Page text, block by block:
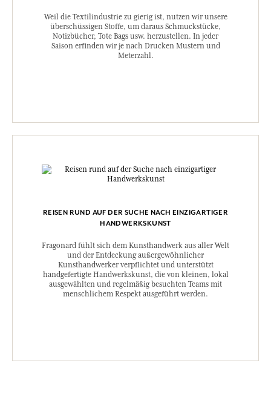
Weil die Textilindustrie zu gierig ist, nutzen wir unsere
überschüssigen Stoffe, um daraus Schmuckstücke,
Notizbücher, Tote Bags usw. herzustellen. In jeder
Saison erfinden wir je nach Drucken Mustern und
Meterzahl.
REISEN RUND AUF DER SUCHE NACH EINZIGARTIGER
HANDWERKSKUNST
Fragonard fühlt sich dem Kunsthandwerk aus aller Welt
und der Entdeckung außergewöhnlicher
Kunsthandwerker verpflichtet und unterstützt
handgefertigte Handwerkskunst, die von kleinen, lokal
ausgewählten und regelmäßig besuchten Teams mit
menschlichem Respekt ausgeführt werden.